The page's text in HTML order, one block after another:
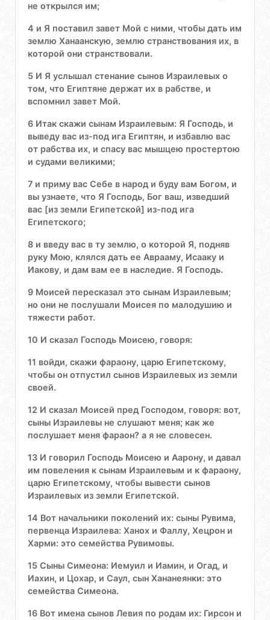
не открылся им;
4 и Я поставил завет Мой с ними, чтобы дать им
землю Ханаанскую, землю странствования их, в
которой они странствовали.
5 И Я услышал стенание сынов Израилевых о
том, что Египтяне держат их в рабстве, и
вспомнил завет Мой.
6 Итак скажи сынам Израилевым: Я Господь, и
выведу вас из-под ига Египтян, и избавлю вас
от рабства их, и спасу вас мышцею простертою
и судами великими;
7 и приму вас Себе в народ и буду вам Богом, и
вы узнаете, что Я Господь, Бог ваш, изведший
вас [из земли Египетской] из-под ига
Египетского;
8 и введу вас в ту землю, о которой Я, подняв
руку Мою, клялся дать ее Аврааму, Исааку и
Иакову, и дам вам ее в наследие. Я Господь.
9 Моисей пересказал это сынам Израилевым;
но они не послушали Моисея по малодушию и
тяжести работ.
10 И сказал Господь Моисею, говоря:
11 войди, скажи фараону, царю Египетскому,
чтобы он отпустил сынов Израилевых из земли
своей.
12 И сказал Моисей пред Господом, говоря: вот,
сыны Израилевы не слушают меня; как же
послушает меня фараон? а я не словесен.
13 И говорил Господь Моисею и Аарону, и давал
им повеления к сынам Израилевым и к фараону,
царю Египетскому, чтобы вывести сынов
Израилевых из земли Египетской.
14 Вот начальники поколений их: сыны Рувима,
первенца Израилева: Ханох и Фаллу, Хецрон и
Харми: это семейства Рувимовы.
15 Сыны Симеона: Иемуил и Иамин, и Огад, и
Иахин, и Цохар, и Саул, сын Хананеянки: это
семейства Симеона.
16 Вот имена сынов Левия по родам их: Гирсон и